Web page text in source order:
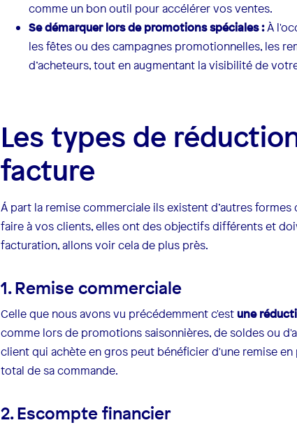
comme un bon outil pour accélérer vos ventes.
Se démarquer lors de promotions spéciales :À
les fêtes ou des campagnes promotionnelles, les
d’acheteurs, tout en augmentant la visibilité de
Les types de
facture
Á part la remise commerciale ils existent d’autres
faire à vos clients, elles ont des objectifs différents et
facturation, allons voir cela de plus près.
1. Remise commerciale
Celle que nous avons vu précédemment c'estune
comme lors de promotions saisonnières, de soldes ou
client qui achète en gros peut bénéficier d'une remise
total de sa commande.
2. Escompte financier